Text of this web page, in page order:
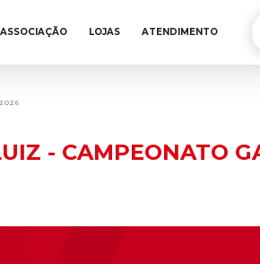
ASSOCIAÇÃO LOJAS ATENDIMENTO
- CAMPEONATO